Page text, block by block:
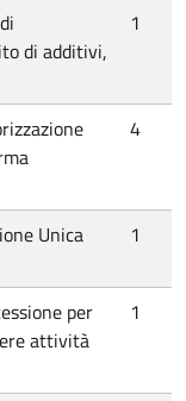
di additivi,
1
4
Unica
1
per
attività
1